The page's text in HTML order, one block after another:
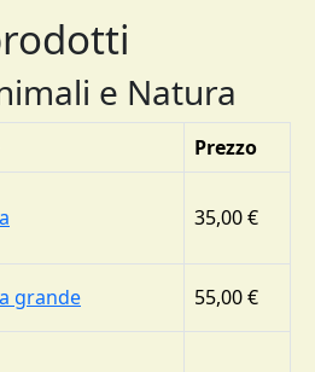
e Natura
Prezzo
35,00 €
grande 55,00 €